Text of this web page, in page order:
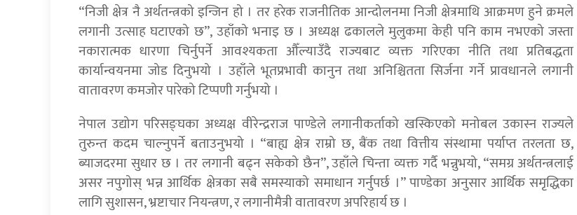
“निजी क्षेत्र नै अर्थतन्त्रको इन्जिन हो । तर हरेक राजनीतिक आन्दोलनमा निजी क्षेत्रमाथि आक्रमण हुने क्रमले
लगानी उत्साह घटाएको छ”, उहाँको भनाइ छ । अध्यक्ष ढकालले मुलुकमा केही पनि काम नभएको जस्ता
नकारात्मक धारणा चिर्नुपर्ने आवश्यकता औँल्याउँदै राज्यबाट व्यक्त गरिएका नीति तथा प्रतिबद्धता
कार्यान्वयनमा जोड दिनुभयो । उहाँले भूतप्रभावी कानुन तथा अनिश्चितता सिर्जना गर्ने प्रावधानले लगानी
वातावरण कमजोर पारेको टिप्पणी गर्नुभयो ।
नेपाल उद्योग परिसङ्घका अध्यक्ष वीरेन्द्रराज पाण्डेले लगानीकर्ताको खस्किएको मनोबल उकास्न राज्यले
तुरुन्त कदम चाल्नुपर्ने बताउनुभयो । “बाह्य क्षेत्र राम्रो छ, बैंक तथा वित्तीय संस्थामा पर्याप्त तरलता छ,
ब्याजदरमा सुधार छ । तर लगानी बढ्न सकेको छैन”, उहाँले चिन्ता व्यक्त गर्दै भन्नुभयो, “समग्र अर्थतन्त्रलाई
असर नपुगोस् भन्न आर्थिक क्षेत्रका सबै समस्याको समाधान गर्नुपर्छ ।” पाण्डेका अनुसार आर्थिक समृद्धिका
लागि सुशासन, भ्रष्टाचार नियन्त्रण, र लगानीमैत्री वातावरण अपरिहार्य छ ।